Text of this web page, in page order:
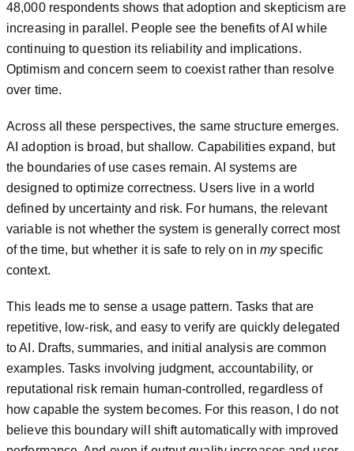
48,000 respondents shows that adoption and skepticism are
increasing in parallel. People see the benefits of AI while
continuing to question its reliability and implications.
Optimism and concern seem to coexist rather than resolve
over time.
Across all these perspectives, the same structure emerges.
AI adoption is broad, but shallow. Capabilities expand, but
the boundaries of use cases remain. AI systems are
designed to optimize correctness. Users live in a world
defined by uncertainty and risk. For humans, the relevant
variable is not whether the system is generally correct most
of the time, but whether it is safe to rely on inmyspecific
context.
This leads me to sense a usage pattern. Tasks that are
repetitive, low-risk, and easy to verify are quickly delegated
to AI. Drafts, summaries, and initial analysis are common
examples. Tasks involving judgment, accountability, or
reputational risk remain human-controlled, regardless of
how capable the system becomes. For this reason, I do not
believe this boundary will shift automatically with improved